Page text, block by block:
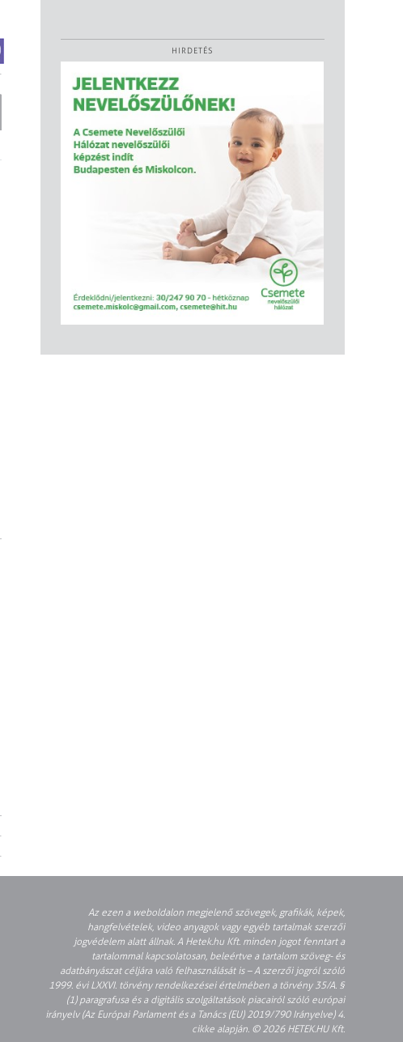
HIRDETÉS
Az ezen a weboldalon megjelenő szövegek, grafikák, képek,
hangfelvételek, video anyagok vagy egyéb tartalmak szerzői
jogvédelem alatt állnak. A Hetek.hu Kft. minden jogot fenntart a
tartalommal kapcsolatosan, beleértve a tartalom szöveg- és
adatbányászat céljára való felhasználását is – A szerzői jogról szóló
1999. évi LXXVI. törvény rendelkezései értelmében a törvény 35/A. §
(1) paragrafusa és a digitális szolgáltatások piacairól szóló európai
irányelv (Az Európai Parlament és a Tanács (EU) 2019/790 Irányelve) 4.
cikke alapján. © 2026 HETEK.HU Kft.